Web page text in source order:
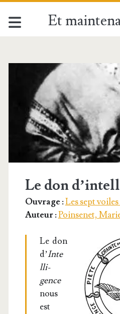
Et
Catégorie :
Marie-
Le don
Ouvrage :Les sept
Auteur :Poinsenet,
Le don
d’Inte
l­li­
gence
nous
est